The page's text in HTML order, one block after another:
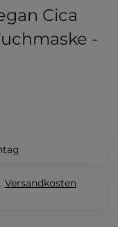
Cica
-
Versandkosten